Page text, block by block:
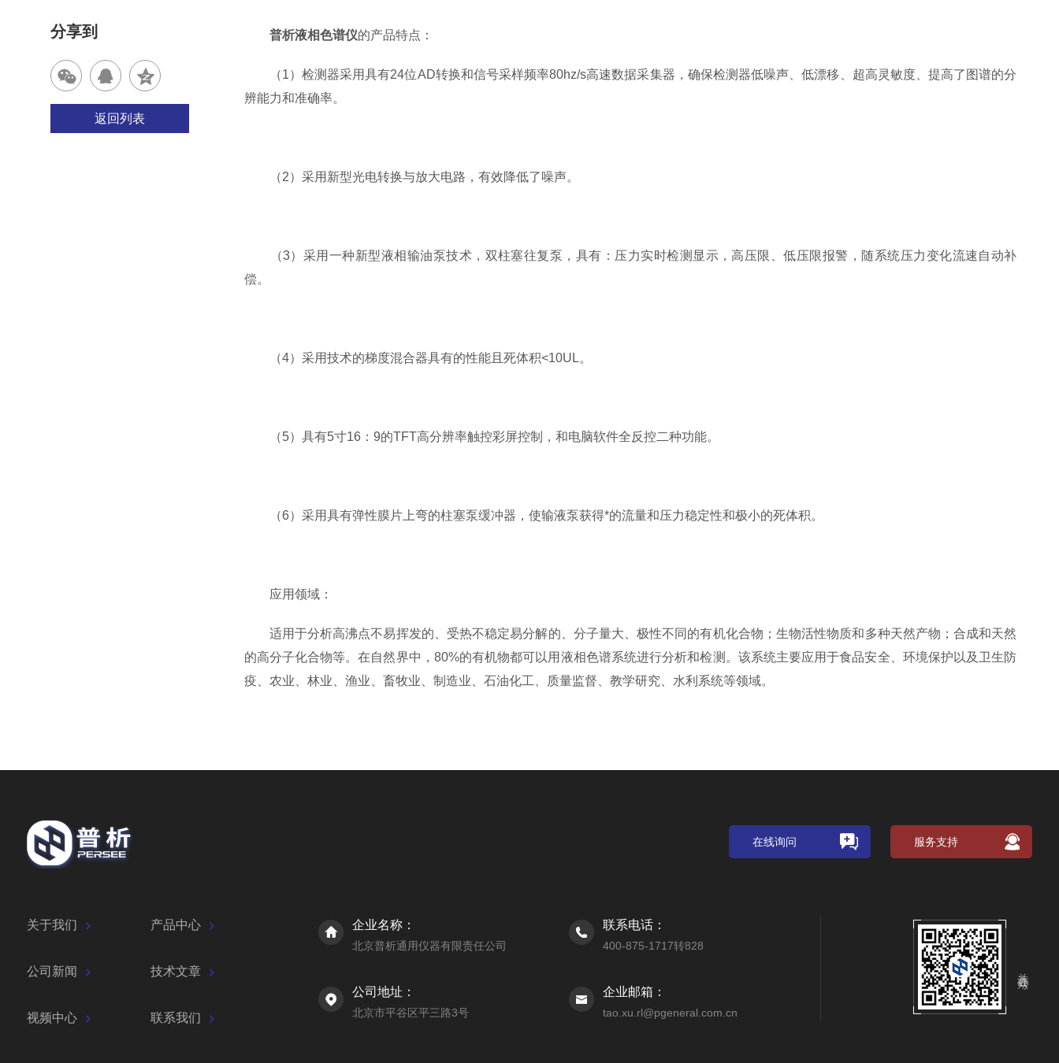
普析液相色谱仪的产品特点：
（1）检测器采用具有24位AD转换和信号采样频率80hz/s高速数据采集器，确保检测器低噪声、低漂移、超高灵敏度、提高了图谱的分
辨能力和准确率。
（2）采用新型光电转换与放大电路，有效降低了噪声。
（3）采用一种新型液相输油泵技术，双柱塞往复泵，具有：压力实时检测显示，高压限、低压限报警，随系统压力变化流速自动补
偿。
（4）采用技术的梯度混合器具有的性能且死体积<10UL。
（5）具有5寸16：9的TFT高分辨率触控彩屏控制，和电脑软件全反控二种功能。
（6）采用具有弹性膜片上弯的柱塞泵缓冲器，使输液泵获得*的流量和压力稳定性和极小的死体积。
应用领域：
适用于分析高沸点不易挥发的、受热不稳定易分解的、分子量大、极性不同的有机化合物；生物活性物质和多种天然产物；合成和天然
的高分子化合物等。在自然界中，80%的有机物都可以用液相色谱系统进行分析和检测。该系统主要应用于食品安全、环境保护以及卫生防
疫、农业、林业、渔业、畜牧业、制造业、石油化工、质量监督、教学研究、水利系统等领域。
分享到
返回列表
在线询问 服务支持
关于我们 产品中心
公司新闻 技术文章
视频中心 联系我们
企业名称：
北京普析通用仪器有限责任公司
联系电话：
400-875-1717转828
公司地址：
北京市平谷区平三路3号
企业邮箱：
tao.xu.rl@pgeneral.com.cn